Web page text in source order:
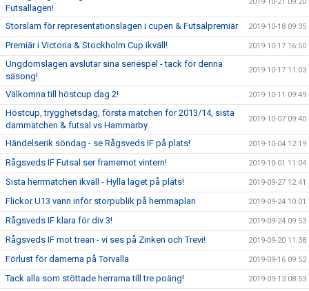
Futsallagen!
Storslam för representationslagen i cupen & Futsalpremiär 2019-10-18 09:35
Premiär i Victoria & Stockholm Cup ikväll! 2019-10-17 16:50
Ungdomslagen avslutar sina seriespel - tack för denna
säsong!
2019-10-17 11:03
Välkomna till höstcup dag 2! 2019-10-11 09:49
Höstcup, trygghetsdag, första matchen för 2013/14, sista
dammatchen & futsal vs Hammarby
2019-10-07 09:40
Händelserik söndag - se Rågsveds IF på plats! 2019-10-04 12:19
Rågsveds IF Futsal ser framemot vintern! 2019-10-01 11:04
Sista herrmatchen ikväll - Hylla laget på plats! 2019-09-27 12:41
Flickor U13 vann inför storpublik på hemmaplan 2019-09-24 10:01
Rågsveds IF klara för div 3! 2019-09-24 09:53
Rågsveds IF mot trean - vi ses på Zinken och Trevi! 2019-09-20 11:38
Förlust för damerna på Torvalla 2019-09-16 09:52
Tack alla som stöttade herrarna till tre poäng! 2019-09-13 08:53